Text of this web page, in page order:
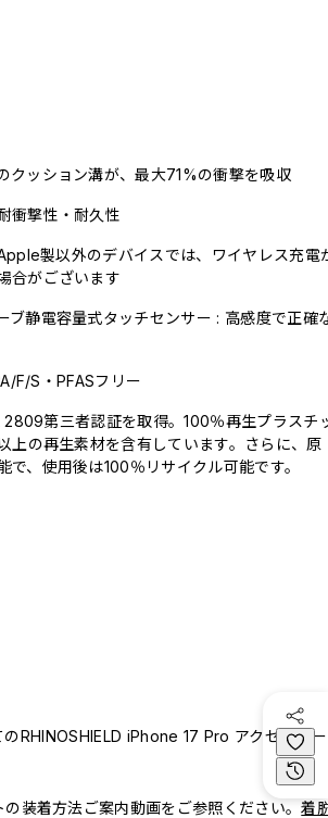
クッション溝が、最大71%の衝撃を吸収
衝撃性・耐久性
製以外のデバイスでは、ワイヤレス充電
合がございます
ブ静電容量式タッチセンサー : 高感度で正確
F/S・PFASフリー
2809第三者認証を取得。100％再生プラスチ
上の再生素材を含有しています。さらに、原
で、使用後は100％リサイクル可能です。
RHINOSHIELD iPhone 17 Pro アクセサリー
の装着方法ご案内動画をご参照ください。着